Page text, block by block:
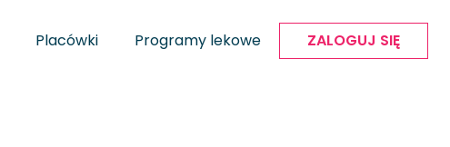
Placówki Programy lekowe ZALOGUJ SIĘ